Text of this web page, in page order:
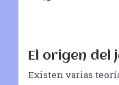
El origen del
Existen varias